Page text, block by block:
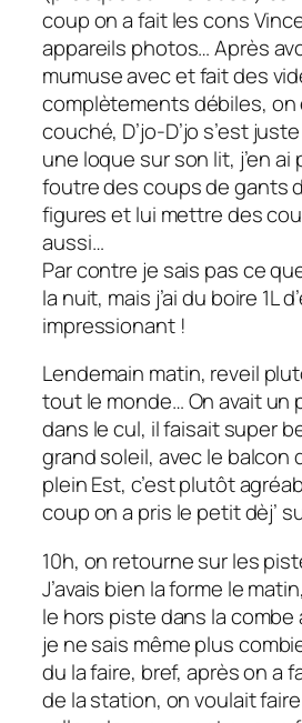
coup on a fait les cons
appareils photos… Après
mumuse avec et fait des
complètements débiles, on
couché, D’jo-D’jo s’est
une loque sur son lit, j’en
foutre des coups de gants
figures et lui mettre des
aussi…
Par contre je sais pas ce
la nuit, mais j’ai du boire 1L
impressionant !
Lendemain matin, reveil
tout le monde… On avait un
dans le cul, il faisait super
grand soleil, avec le balcon
plein Est, c’est plutôt
coup on a pris le petit dèj’
10h, on retourne sur les
J’avais bien la forme le
le hors piste dans la combe
je ne sais même plus
du la faire, bref, après on a
de la station, on voulait